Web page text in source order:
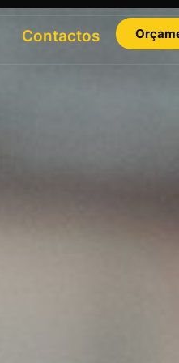
Contactos